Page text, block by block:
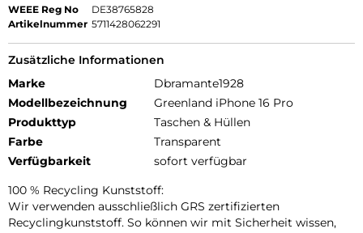
WEEE Reg No
DE38765828
Artikelnummer 5711428062291
Zusätzliche Informationen
Marke
Dbramante1928
Modellbezeichnung
Greenland iPhone 16 Pro
Produkttyp
Taschen & Hüllen
Farbe
Transparent
Verfügbarkeit
sofort verfügbar
100 % Recycling Kunststoff:
Wir verwenden ausschließlich GRS zertifizierten
Recyclingkunststoff. So können wir mit Sicherheit wissen,